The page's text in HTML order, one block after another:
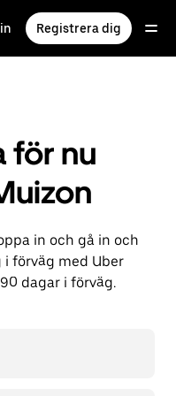
Registrera dig
för nu
in och gå in och
i förväg med Uber
dagar i förväg.